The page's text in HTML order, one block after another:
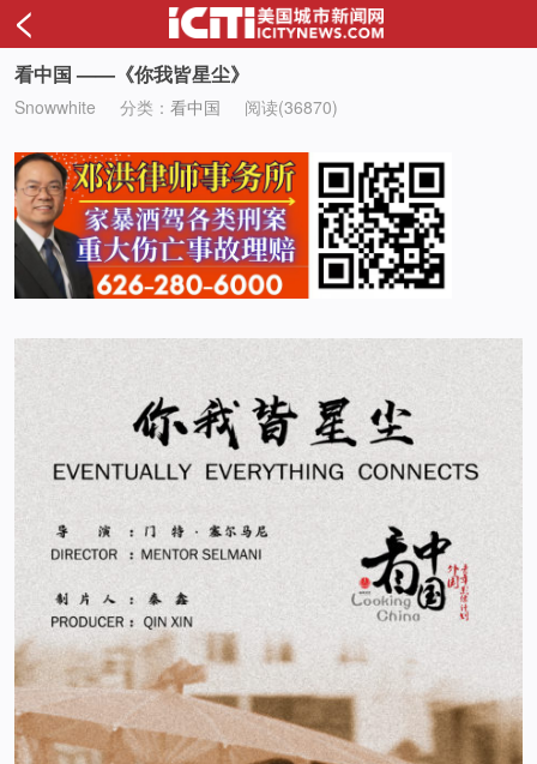
<
看中国 ——《你我皆星尘》
Snowwhite 分类： 看中国 阅读(36870)